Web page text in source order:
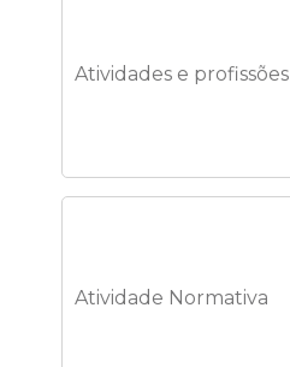
Atividades e profissões
Atividade Normativa